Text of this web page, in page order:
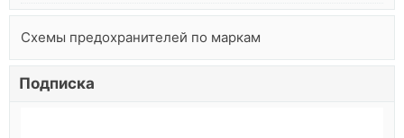
Схемы предохранителей по маркам
Подписка